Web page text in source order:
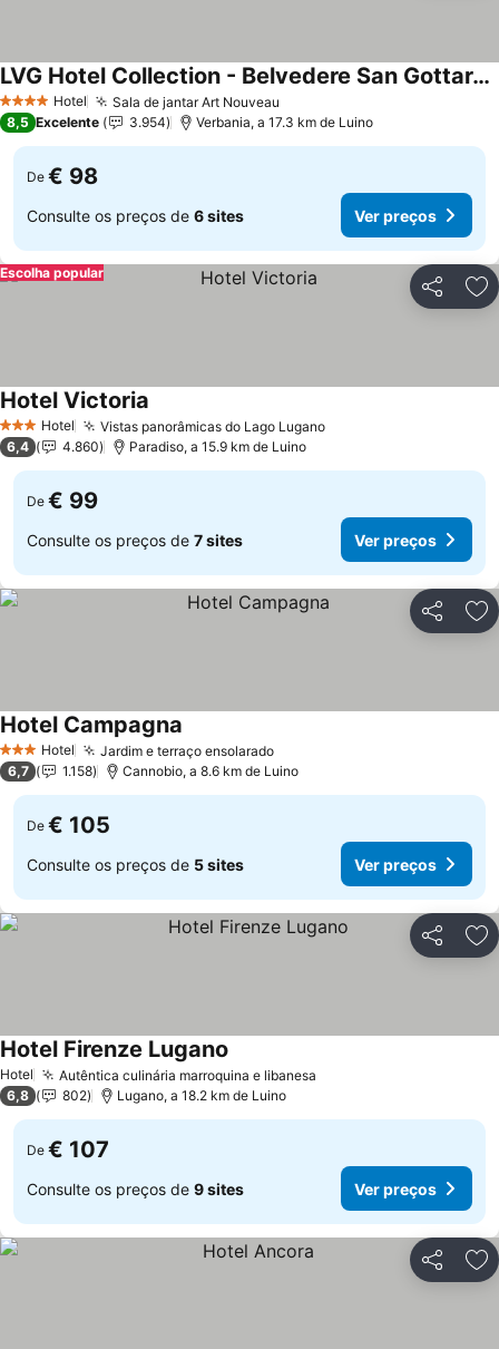
4 EstrelasHotel Sala de jantar Art Nouveau
LVG Hotel Collection - Belvedere San Gottardo
8,5 Excelente 3.954 Verbania, a 17.3 km de Luino
De € 98
Consulte os preços de 6 sites Ver preços
Partilhar
Escolha popular
3 EstrelasHotel Vistas panorâmicas do Lago Lugano
Hotel Victoria
6,4 4.860 Paradiso, a 15.9 km de Luino
De € 99
Consulte os preços de 7 sites Ver preços
Partilhar
3 EstrelasHotel Jardim e terraço ensolarado
Hotel Campagna
6,7 1.158 Cannobio, a 8.6 km de Luino
De € 105
Consulte os preços de 5 sites Ver preços
Partilhar
Hotel Autêntica culinária marroquina e libanesa
Hotel Firenze Lugano
6,8 802 Lugano, a 18.2 km de Luino
De € 107
Consulte os preços de 9 sites Ver preços
Partilhar